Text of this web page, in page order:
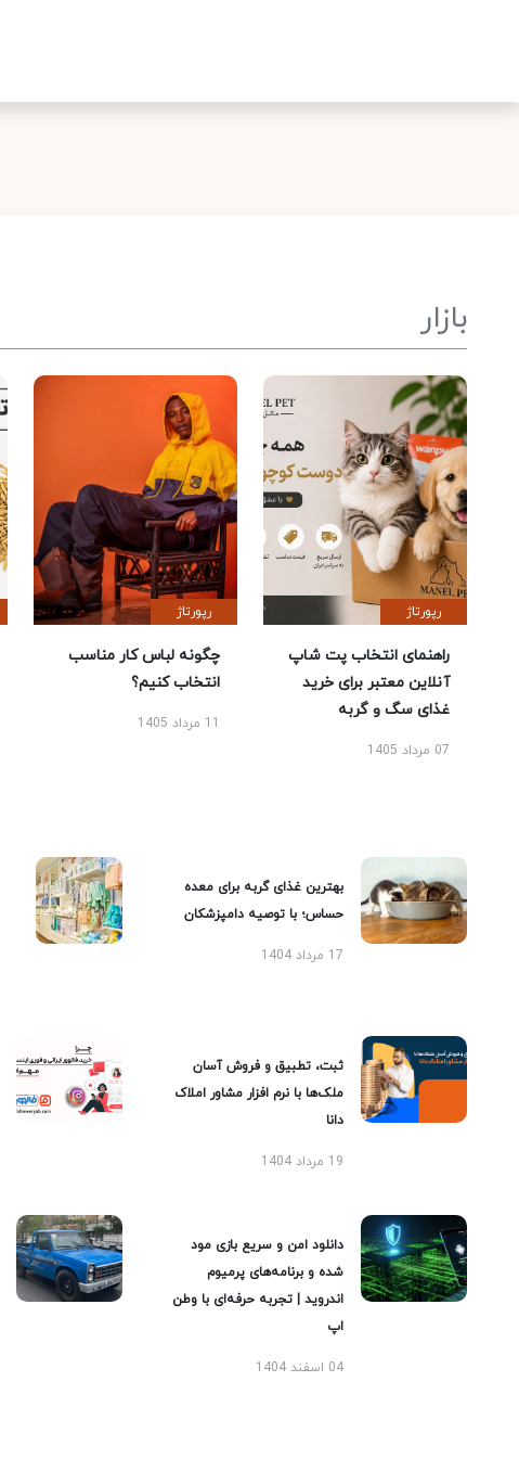
بازار
رپورتاژ
راهنمای انتخاب پت شاپ
آنلاین معتبر برای خرید
غذای سگ و گربه
07 مرداد 1405
رپورتاژ
چگونه لباس کار مناسب
انتخاب کنیم؟
11 مرداد 1405
بهترین غذای گربه برای معده
حساس؛ با توصیه دامپزشکان
17 مرداد 1404
ثبت، تطبیق و فروش آسان
ملک‌ها با نرم افزار مشاور املاک
دانا
19 مرداد 1404
دانلود امن و سریع بازی مود
شده و برنامه‌های پرمیوم
اندروید | تجربه حرفه‌ای با وطن
اپ
04 اسفند 1404